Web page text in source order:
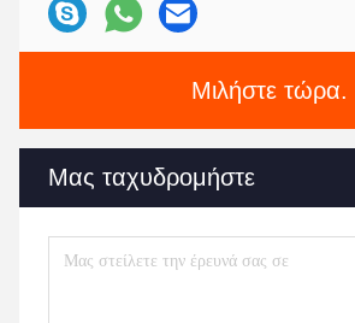
Μιλήστε τώρα.
Μας ταχυδρομήστε